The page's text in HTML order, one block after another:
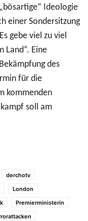
Ideologie
einer Sondersitzung
gebe viel zu viel
Land“. Eine
des
für die
kommenden
soll am
derchotv
London
Premierministerin